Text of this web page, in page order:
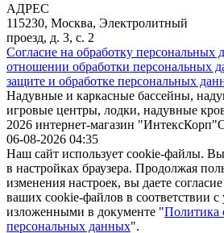
АДРЕС
115230, Москва, Электролитный
проезд, д. 3, с. 2
Согласие на обработку персональных
отношении обработки персональных
защите и обработке персональных
Надувные и каркасные бассейны,
игровые центры, лодки, надувные
2026 интернет-магазин "ИнтексКорп"
06-08-2026 04:35
Наш сайт использует cookie-файлы.
в настройках браузера. Продолжая
изменения настроек, вы даете
ваших cookie-файлов в соответствии с
изложенными в документе "Политика
персональных данных".